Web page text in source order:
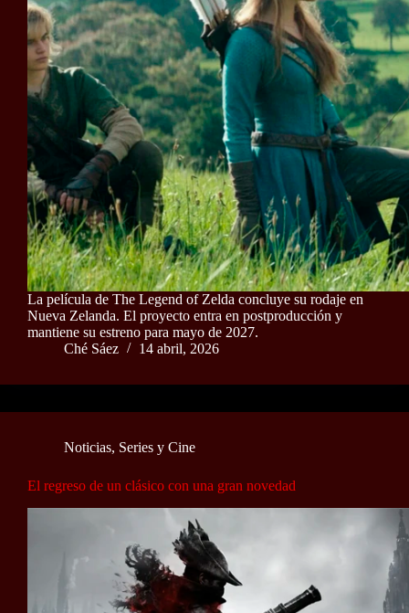
La película de The Legend of Zelda concluye su rodaje en
Nueva Zelanda. El proyecto entra en postproducción y
mantiene su estreno para mayo de 2027.
Ché Sáez
14 abril, 2026
Noticias, Series y Cine
El regreso de un clásico con una gran novedad